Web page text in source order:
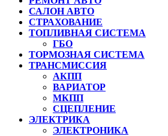
САЛОН АВТО
СТРАХОВАНИЕ
ТОПЛИВНАЯ СИСТЕМА
ГБО
ТОРМОЗНАЯ СИСТЕМА
ТРАНСМИССИЯ
АКПП
ВАРИАТОР
МКПП
СЦЕПЛЕНИЕ
ЭЛЕКТРИКА
ЭЛЕКТРОНИКА